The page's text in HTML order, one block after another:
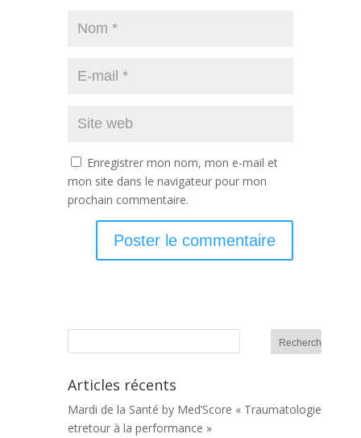
Enregistrer mon nom, mon e-mail et
mon site dans le navigateur pour mon
prochain commentaire.
Articles récents
Mardi de la Santé by Med’Score « Traumatologie
etretour à la performance »